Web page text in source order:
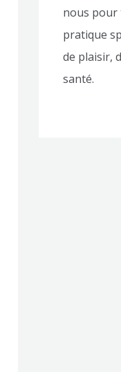
nous
pratique
de plaisir,
santé.